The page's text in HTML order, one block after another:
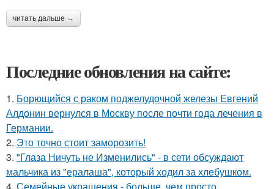
читать дальше →
Последние обновления на сайте:
1. Борющийся с раком поджелудочной железы Евгений
Алдонин вернулся в Москву после почти года лечения в
Германии.
2. Это точно стоит заморозить!
3. "Глаза Ничуть не Изменились" - в сети обсуждают
мальчика из "ералаша", который ходил за хлебушком.
4. Семейные украшения - больше, чем просто